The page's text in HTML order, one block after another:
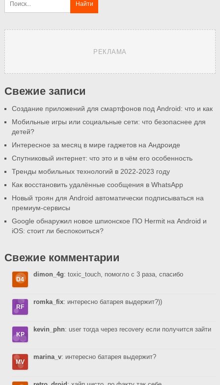
РЕКЛАМА
Свежие записи
Создание приложений для смартфонов под Android: что и как
Мобильные игры или социальные сети: что безопаснее для
детей?
Интересное за месяц в мире гаджетов на Андроиде
Спутниковый интернет: что это и в чём его особенность
Тренды мобильных технологий в 2022-2023 году
Как восстановить удалённые сообщения в WhatsApp
Новый троян для Android автоматически подписываться на
премиум-сервисы
Google обнаружил новое шпионское ПО Hermit на Android и
iOS: стоит ли беспокоиться?
Свежие комментарии
dimon_4g: toxic_touch, помогло с 3 раза, спасибо
romka_fix: интересно батарея выдержит?))
kevin_phn: user тогда через recovery если получится зайти
marina_v: интересно батарея выдержит?